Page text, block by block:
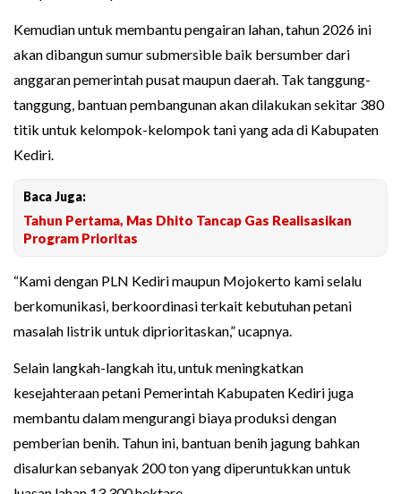
Kemudian untuk membantu pengairan lahan, tahun 2026 ini
akan dibangun sumur submersible baik bersumber dari
anggaran pemerintah pusat maupun daerah. Tak tanggung-
tanggung, bantuan pembangunan akan dilakukan sekitar 380
titik untuk kelompok-kelompok tani yang ada di Kabupaten
Kediri.
Baca Juga:
Tahun Pertama, Mas Dhito Tancap Gas Realisasikan
Program Prioritas
“Kami dengan PLN Kediri maupun Mojokerto kami selalu
berkomunikasi, berkoordinasi terkait kebutuhan petani
masalah listrik untuk diprioritaskan,” ucapnya.
Selain langkah-langkah itu, untuk meningkatkan
kesejahteraan petani Pemerintah Kabupaten Kediri juga
membantu dalam mengurangi biaya produksi dengan
pemberian benih. Tahun ini, bantuan benih jagung bahkan
disalurkan sebanyak 200 ton yang diperuntukkan untuk